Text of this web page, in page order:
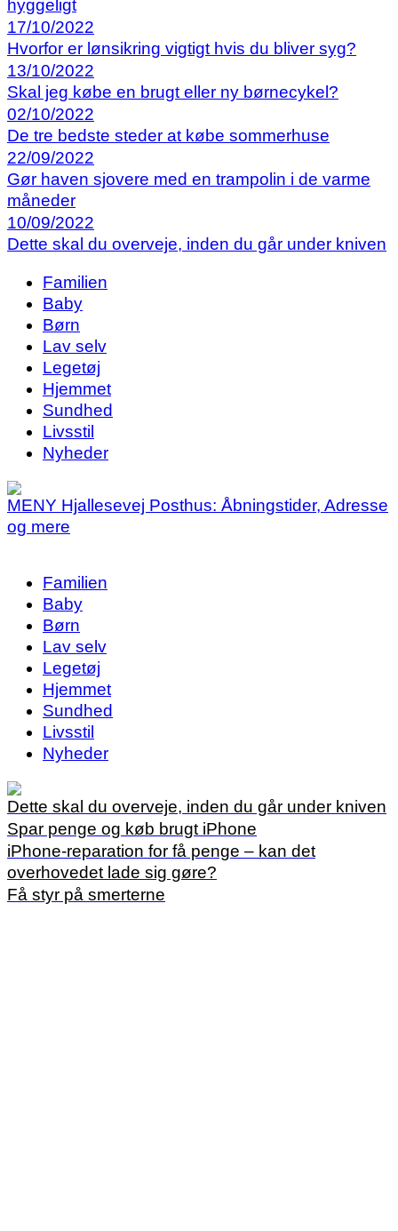
hyggeligt
17/10/2022
Hvorfor er lønsikring vigtigt hvis du bliver syg?
13/10/2022
Skal jeg købe en brugt eller ny børnecykel?
02/10/2022
De tre bedste steder at købe sommerhuse
22/09/2022
Gør haven sjovere med en trampolin i de varme
måneder
10/09/2022
Dette skal du overveje, inden du går under kniven
Familien
Baby
Børn
Lav selv
Legetøj
Hjemmet
Sundhed
Livsstil
Nyheder
MENY Hjallesevej Posthus: Åbningstider, Adresse
og mere
Familien
Baby
Børn
Lav selv
Legetøj
Hjemmet
Sundhed
Livsstil
Nyheder
Dette skal du overveje, inden du går under kniven
Spar penge og køb brugt iPhone
iPhone-reparation for få penge – kan det
overhovedet lade sig gøre?
Få styr på smerterne